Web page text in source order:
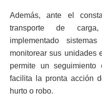
Además, ante el
transporte de
implementado
monitorear sus unidades
permite un
facilita la pronta acción
hurto o robo.